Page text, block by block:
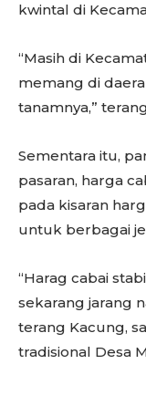
kwintal di
“Masih di
memang di
tanamnya,”
Sementara itu,
pasaran, harga
pada kisaran
untuk berbagai
“Harag cabai
sekarang jarang
terang Kacung,
tradisional Desa